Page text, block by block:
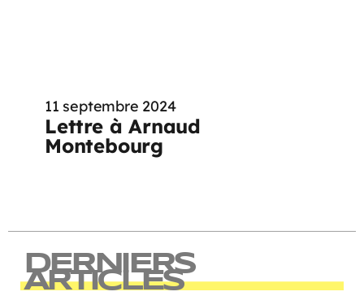
11 septembre 2024
Lettre à Arnaud
Montebourg
DERNIERS
ARTICLES